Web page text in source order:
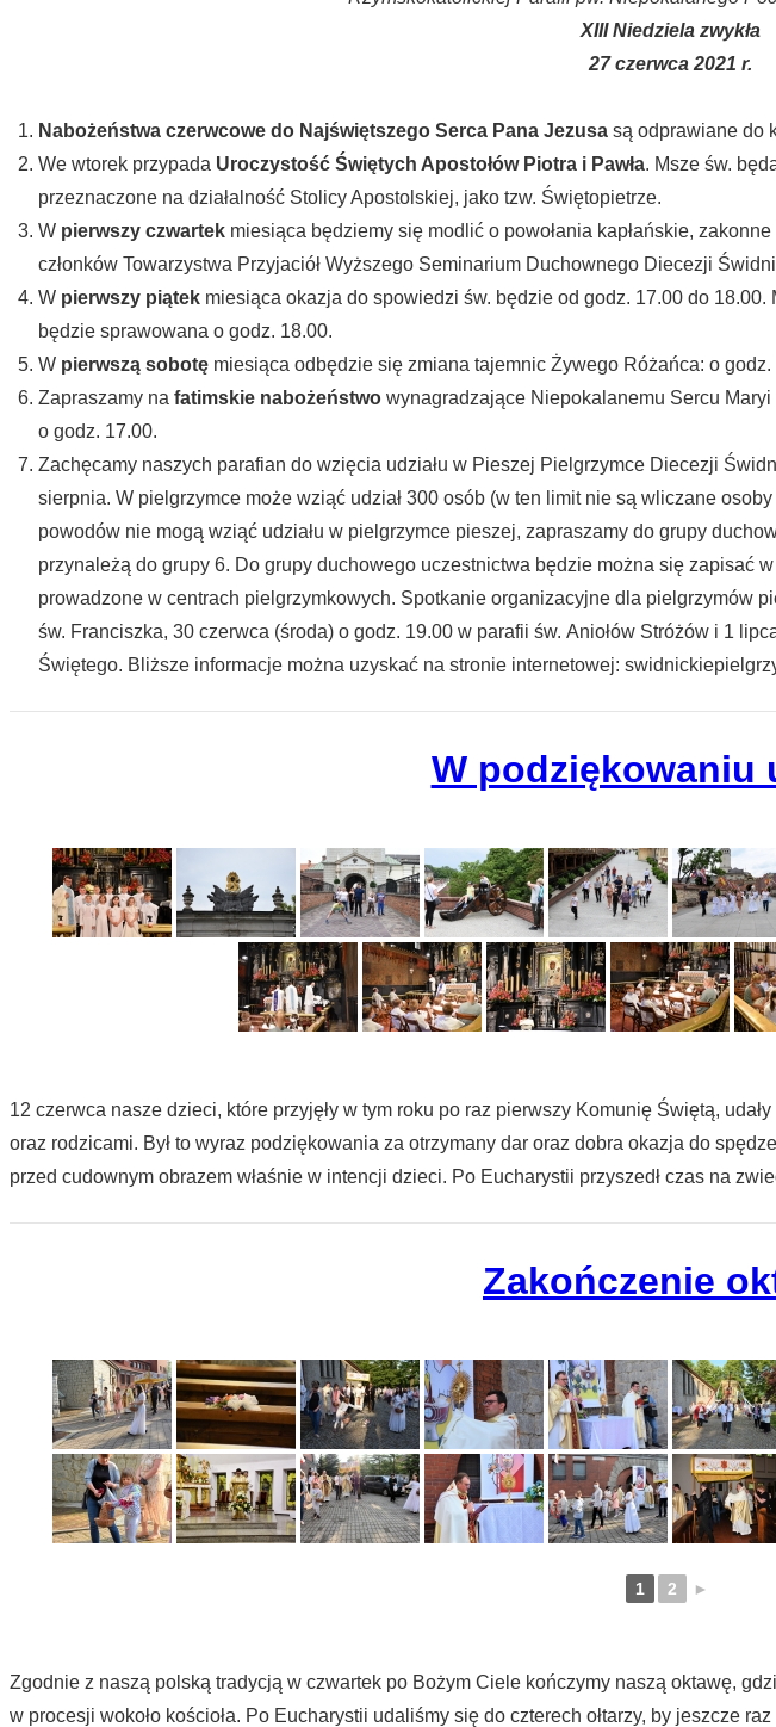
XIII Niedziela zwykła
27 czerwca 2021 r.
Nabożeństwa czerwcowe do Najświętszego Serca Pana Jezusa są odprawiane do
We wtorek przypada Uroczystość Świętych Apostołów Piotra i Pawła. Msze św.
przeznaczone na działalność Stolicy Apostolskiej, jako tzw. Świętopietrze.
W pierwszy czwartek miesiąca będziemy się modlić o powołania kapłańskie,
członków Towarzystwa Przyjaciół Wyższego Seminarium Duchownego Diecezji
W pierwszy piątek miesiąca okazja do spowiedzi św. będzie od godz. 17.00 do
będzie sprawowana o godz. 18.00.
W pierwszą sobotę miesiąca odbędzie się zmiana tajemnic Żywego Różańca: o
Zapraszamy na fatimskie nabożeństwo wynagradzające Niepokalanemu Sercu
o godz. 17.00.
Zachęcamy naszych parafian do wzięcia udziału w Pieszej Pielgrzymce Diecezji
sierpnia. W pielgrzymce może wziąć udział 300 osób (w ten limit nie są wliczane
powodów nie mogą wziąć udziału w pielgrzymce pieszej, zapraszamy do grupy
przynależą do grupy 6. Do grupy duchowego uczestnictwa będzie można się zapisać
prowadzone w centrach pielgrzymkowych. Spotkanie organizacyjne dla pielgrzymów
św. Franciszka, 30 czerwca (środa) o godz. 19.00 w parafii św. Aniołów Stróżów i 1
Świętego. Bliższe informacje można uzyskać na stronie internetowej:
W podziękowaniu
12 czerwca nasze dzieci, które przyjęły w tym roku po raz pierwszy Komunię Świętą,
oraz rodzicami. Był to wyraz podziękowania za otrzymany dar oraz dobra okazja do
przed cudownym obrazem właśnie w intencji dzieci. Po Eucharystii przyszedł czas na
Zakończenie
1 2 ►
Zgodnie z naszą polską tradycją w czwartek po Bożym Ciele kończymy naszą oktawę,
w procesji wokoło kościoła. Po Eucharystii udaliśmy się do czterech ołtarzy, by jeszcze